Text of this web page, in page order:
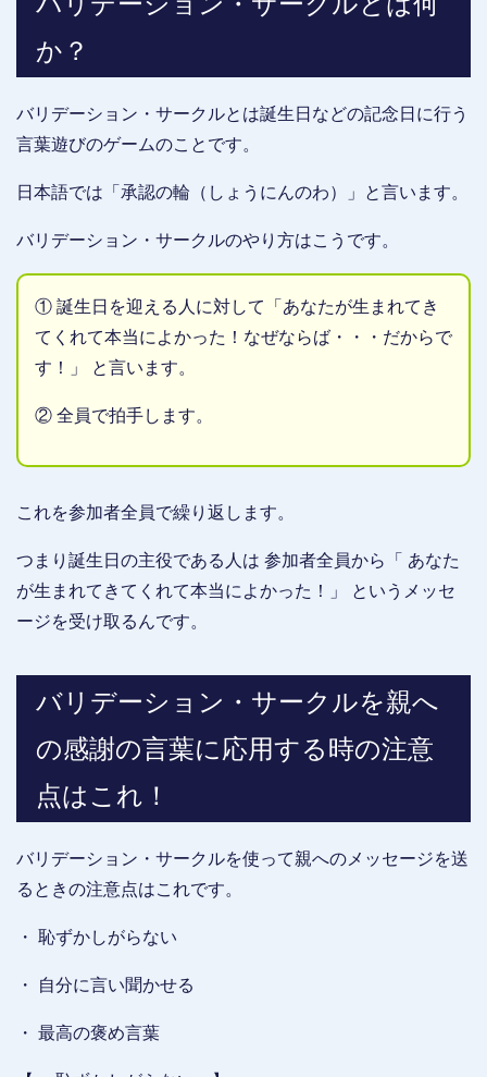
か？
バリデーション・サークルとは誕生日などの記念日に行う
言葉遊びのゲームのことです。
日本語では「承認の輪（しょうにんのわ）」と言います。
バリデーション・サークルのやり方はこうです。
① 誕生日を迎える人に対して「あなたが生まれてき
てくれて本当によかった！なぜならば・・・だからで
す！」 と言います。
② 全員で拍手します。
これを参加者全員で繰り返します。
つまり誕生日の主役である人は 参加者全員から「 あなた
が生まれてきてくれて本当によかった！」 というメッセ
ージを受け取るんです。
バリデーション・サークルを親へ
の感謝の言葉に応用する時の注意
点はこれ！
バリデーション・サークルを使って親へのメッセージを送
るときの注意点はこれです。
・ 恥ずかしがらない
・ 自分に言い聞かせる
・ 最高の褒め言葉